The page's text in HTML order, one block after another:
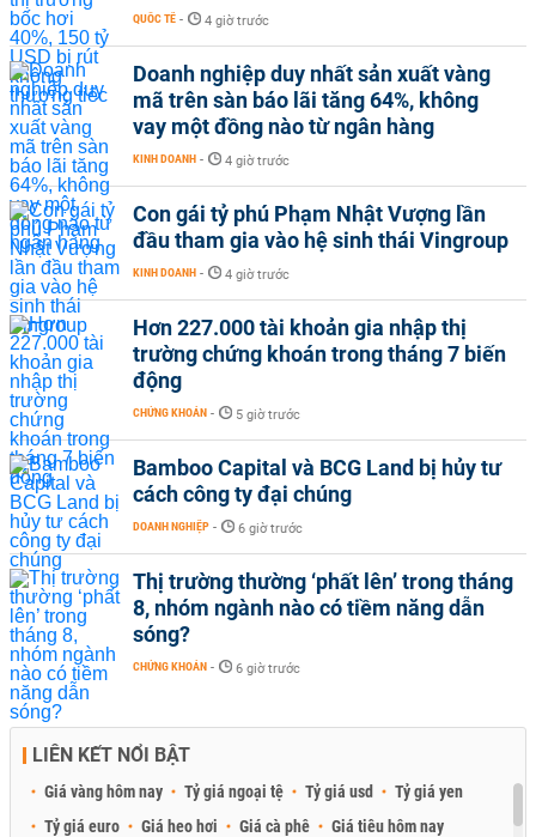
QUỐC TẾ - 4 giờ trước
Doanh nghiệp duy nhất sản xuất vàng
mã trên sàn báo lãi tăng 64%, không
vay một đồng nào từ ngân hàng
KINH DOANH - 4 giờ trước
Con gái tỷ phú Phạm Nhật Vượng lần
đầu tham gia vào hệ sinh thái Vingroup
KINH DOANH - 4 giờ trước
Hơn 227.000 tài khoản gia nhập thị
trường chứng khoán trong tháng 7 biến
động
CHỨNG KHOÁN - 5 giờ trước
Bamboo Capital và BCG Land bị hủy tư
cách công ty đại chúng
DOANH NGHIỆP - 6 giờ trước
Thị trường thường ‘phất lên’ trong tháng
8, nhóm ngành nào có tiềm năng dẫn
sóng?
CHỨNG KHOÁN - 6 giờ trước
LIÊN KẾT NỔI BẬT
Giá vàng hôm nay Tỷ giá ngoại tệ Tỷ giá usd
Tỷ giá yen
Tỷ giá euro
Giá heo hơi Giá cà phê Giá tiêu hôm nay